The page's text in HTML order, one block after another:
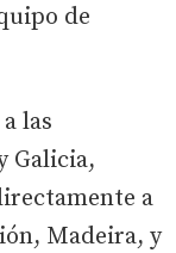
de
las
Galicia,
a
Madeira, y